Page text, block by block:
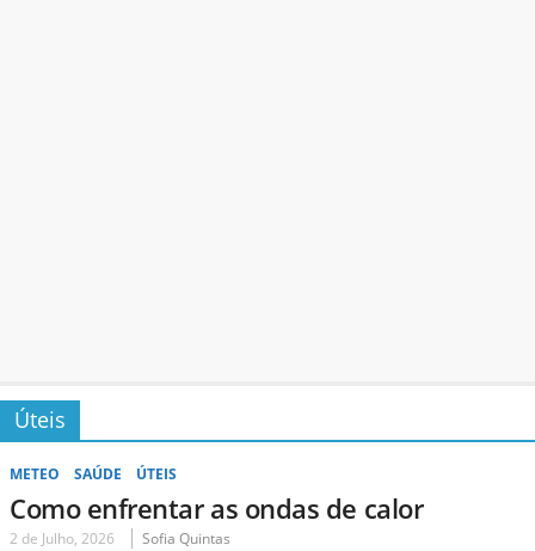
Úteis
METEO SAÚDE ÚTEIS
Como enfrentar as ondas de calor
2 de Julho, 2026 Sofia Quintas